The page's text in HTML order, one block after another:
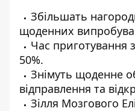
Збільшать
щоденних
Час приготування
50%.
Знімуть щоденне
відправлення та
Зілля Мозгового